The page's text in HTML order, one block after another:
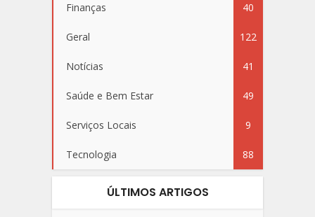
Finanças 40
Geral 122
Notícias 41
Saúde e Bem Estar 49
Serviços Locais 9
Tecnologia 88
ÚLTIMOS ARTIGOS